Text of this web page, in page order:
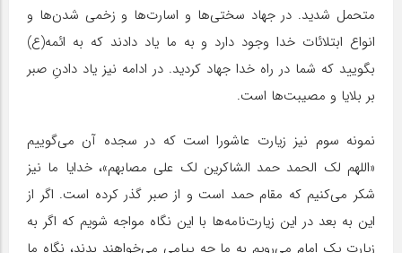
متحمل شدید. در جهاد سختی‌ها و اسارت‌ها و زخمی شدن‌ها و
انواع ابتلائات خدا وجود دارد و به ما یاد دادند که به ائمه(ع)
بگویید که شما در راه خدا جهاد کردید. در ادامه نیز یاد دادنِ صبر
بر بلایا و مصیبت‌ها است.
نمونه سوم نیز زیارت عاشورا است که در سجده آن می‌گوییم
«اللهم لک الحمد حمد الشاکرین لک علی مصابهم»، خدایا ما نیز
شکر می‌کنیم که مقام حمد است و از صبر گذر کرده است. اگر از
این به بعد در این زیارت‌نامه‌ها با این نگاه مواجه شویم که اگر به
زیارت یک امام می‌رویم به ما چه پیامی می‌خواهند بدند، نگاه ما